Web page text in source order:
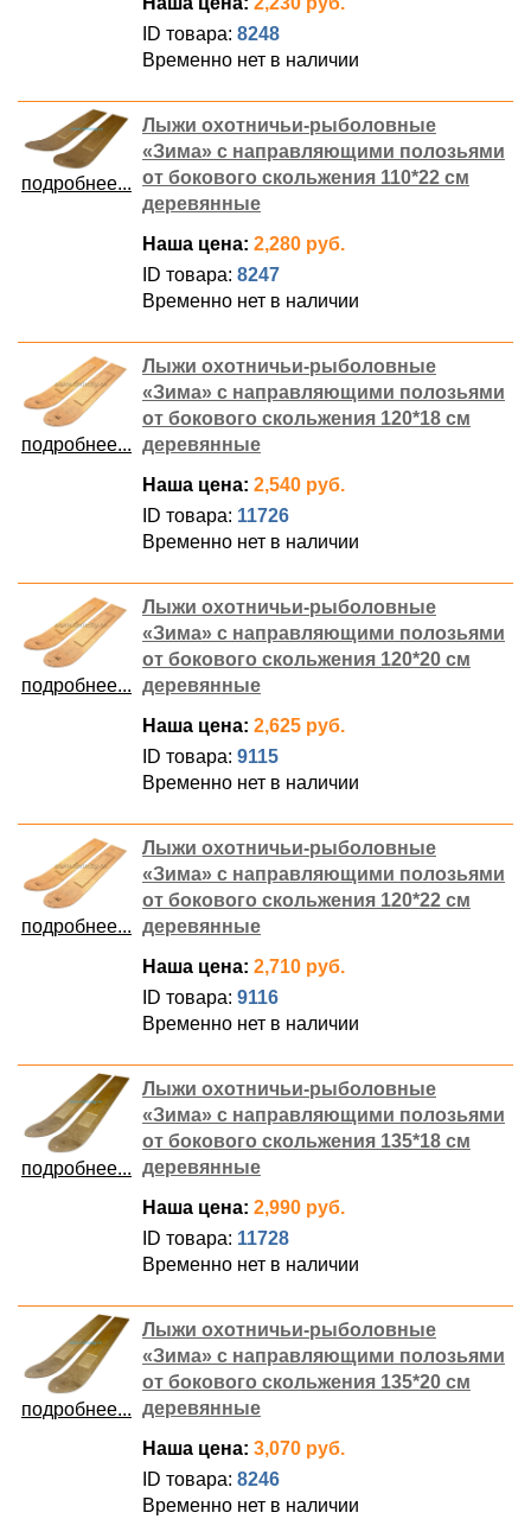
ID товара: 8248
Временно нет в наличии
подробнее...
Лыжи охотничьи-рыболовные
«Зима» с направляющими полозьями
от бокового скольжения 110*22 см
деревянные
Наша цена: 2,280 руб.
ID товара: 8247
Временно нет в наличии
подробнее...
Лыжи охотничьи-рыболовные
«Зима» с направляющими полозьями
от бокового скольжения 120*18 см
деревянные
Наша цена: 2,540 руб.
ID товара: 11726
Временно нет в наличии
подробнее...
Лыжи охотничьи-рыболовные
«Зима» с направляющими полозьями
от бокового скольжения 120*20 см
деревянные
Наша цена: 2,625 руб.
ID товара: 9115
Временно нет в наличии
подробнее...
Лыжи охотничьи-рыболовные
«Зима» с направляющими полозьями
от бокового скольжения 120*22 см
деревянные
Наша цена: 2,710 руб.
ID товара: 9116
Временно нет в наличии
подробнее...
Лыжи охотничьи-рыболовные
«Зима» с направляющими полозьями
от бокового скольжения 135*18 см
деревянные
Наша цена: 2,990 руб.
ID товара: 11728
Временно нет в наличии
подробнее...
Лыжи охотничьи-рыболовные
«Зима» с направляющими полозьями
от бокового скольжения 135*20 см
деревянные
Наша цена: 3,070 руб.
ID товара: 8246
Временно нет в наличии